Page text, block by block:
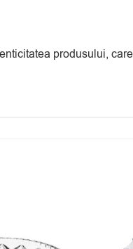
produsului,